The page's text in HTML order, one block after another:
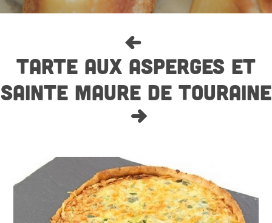
TARTE AUX ASPERGES ET
SAINTE MAURE DE TOURAINE